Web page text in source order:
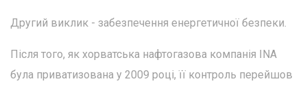
Другий виклик - забезпечення енергетичної безпеки.
Після того, як хорватська нафтогазова компанія INA
була приватизована у 2009 році, її контроль перейшов